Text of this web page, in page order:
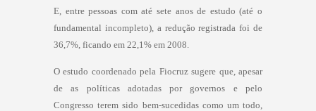
E, entre pessoas com até sete anos de estudo (até o
fundamental incompleto), a redução registrada foi de
36,7%, ficando em 22,1% em 2008.
O estudo coordenado pela Fiocruz sugere que, apesar
de as políticas adotadas por governos e pelo
Congresso terem sido bem-sucedidas como um todo,